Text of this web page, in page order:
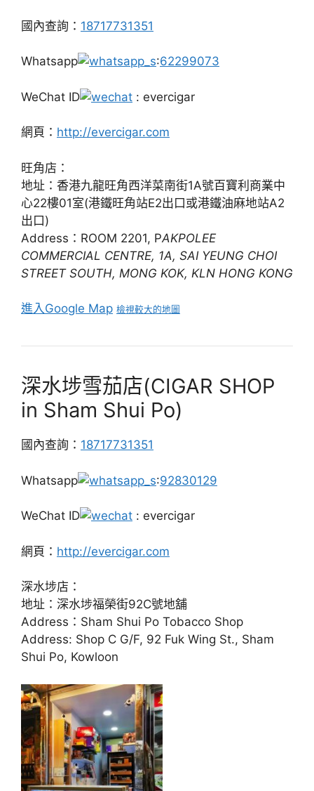
國內查詢： 18717731351
Whatsapp :62299073
WeChat ID : evercigar
網頁： http://evercigar.com
旺角店：
地址：香港九龍旺角西洋菜南街1A號百寶利商業中
心22樓01室(港鐵旺角站E2出口或港鐵油麻地站A2
出口)
Address：ROOM 2201, PAKPOLEE
COMMERCIAL CENTRE, 1A, SAI YEUNG CHOI
STREET SOUTH, MONG KOK, KLN HONG KONG
進入Google Map 檢視較大的地圖
深水埗雪茄店(CIGAR SHOP
in Sham Shui Po)
國內查詢： 18717731351
Whatsapp :92830129
WeChat ID : evercigar
網頁： http://evercigar.com
深水埗店：
地址：深水埗福榮街92C號地舖
Address：Sham Shui Po Tobacco Shop
Address: Shop C G/F, 92 Fuk Wing St., Sham
Shui Po, Kowloon